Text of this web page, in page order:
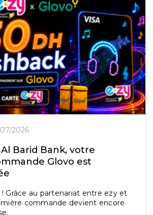
2026
Barid Bank, votre
Glovo est
Grâce au partenariat entre ezy et
commande devient encore